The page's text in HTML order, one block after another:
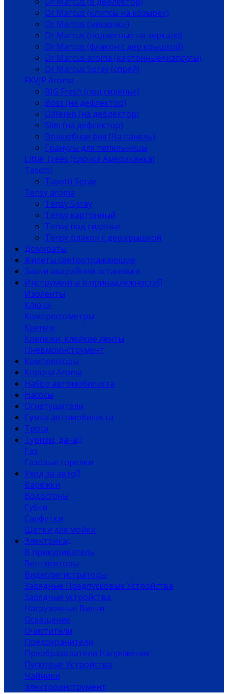
Dr Marcus (клипсы на козырек)
Dr Marcus (мешочки)
Dr Marcus (подвесные на зеркало)
Dr Marcus (флакон с дер.крышкой)
Dr Marcus aroma (картонные+капсулы)
Dr Marcus Spray (спрей)
FKVJP Aroma
BIG Fresh (под сиденье)
Boss (на дефлектор)
Differen (на дефлектор)
Slim (на дефлектор)
Волшебная фея (На панель)
Гранулы для пепельницы
Little Trees (Елочка Американка)
Tasotti
Tasotti Spray
Tensy aroma
Tensy Spray
Tensy картонный
Tensy под сиденье
Tensy флакон с дер.крышкой
Домкраты
Жилеты светоотражающие
Знаки аварийной остановки
Инструменты и принадлежности
Изоленты
Ключи
Компрессометры
Крепеж
Крепежи, клейкие ленты
Пневмоинструмент
Компрессоры
Корона Aroma
Набор автомобилиста
Насосы
Огнетушители
Сумка автомобилиста
Троса
Туризм, дача
Газ
Газовые горелки
Уход за авто
Варежки
Водосгоны
Губки
Салфетки
Щетки для мойки
Электрика
В прикуриватель
Вентиляторы
Видеорегистраторы
Зарядные Предпусковые Устройства
Зарядные устройства
Нагрузочные Вилки
Освещение
Очистители
Предохранители
Преобразователи Напряжения
Пусковые Устройства
Чайники
Электроинструмент